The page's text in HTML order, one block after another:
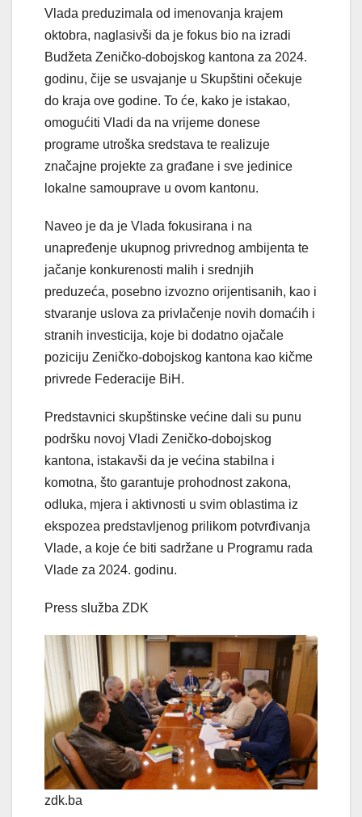
Vlada preduzimala od imenovanja krajem
oktobra, naglasivši da je fokus bio na izradi
Budžeta Zeničko-dobojskog kantona za 2024.
godinu, čije se usvajanje u Skupštini očekuje
do kraja ove godine. To će, kako je istakao,
omogućiti Vladi da na vrijeme donese
programe utroška sredstava te realizuje
značajne projekte za građane i sve jedinice
lokalne samouprave u ovom kantonu.
Naveo je da je Vlada fokusirana i na
unapređenje ukupnog privrednog ambijenta te
jačanje konkurenosti malih i srednjih
preduzeća, posebno izvozno orijentisanih, kao i
stvaranje uslova za privlačenje novih domaćih i
stranih investicija, koje bi dodatno ojačale
poziciju Zeničko-dobojskog kantona kao kičme
privrede Federacije BiH.
Predstavnici skupštinske većine dali su punu
podršku novoj Vladi Zeničko-dobojskog
kantona, istakavši da je većina stabilna i
komotna, što garantuje prohodnost zakona,
odluka, mjera i aktivnosti u svim oblastima iz
ekspozea predstavljenog prilikom potvrđivanja
Vlade, a koje će biti sadržane u Programu rada
Vlade za 2024. godinu.
Press služba ZDK
zdk.ba